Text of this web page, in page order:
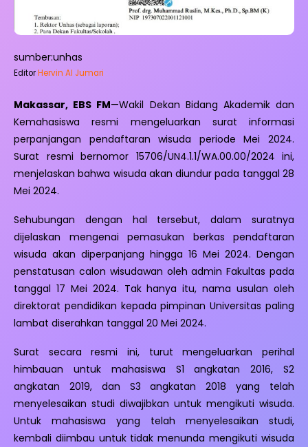
sumber:unhas
EditorHervin Al Jumari
Makassar, EBS FM—Wakil Dekan Bidang Akademik dan
Kemahasiswa resmi mengeluarkan surat informasi
perpanjangan pendaftaran wisuda periode Mei 2024.
Surat resmi bernomor 15706/UN4.1.1/WA.00.00/2024 ini,
menjelaskan bahwa wisuda akan diundur pada tanggal 28
Mei 2024.
Sehubungan dengan hal tersebut, dalam suratnya
dijelaskan mengenai pemasukan berkas pendaftaran
wisuda akan diperpanjang hingga 16 Mei 2024. Dengan
penstatusan calon wisudawan oleh admin Fakultas pada
tanggal 17 Mei 2024. Tak hanya itu, nama usulan oleh
direktorat pendidikan kepada pimpinan Universitas paling
lambat diserahkan tanggal 20 Mei 2024.
Surat secara resmi ini, turut mengeluarkan perihal
himbauan untuk mahasiswa S1 angkatan 2016, S2
angkatan 2019, dan S3 angkatan 2018 yang telah
menyelesaikan studi diwajibkan untuk mengikuti wisuda.
Untuk mahasiswa yang telah menyelesaikan studi,
kembali diimbau untuk tidak menunda mengikuti wisuda